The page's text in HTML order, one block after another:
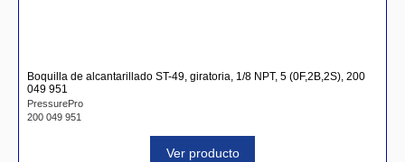
Boquilla de alcantarillado ST-49, giratoria, 1/8 NPT, 5 (0F,2B,2S), 200
049 951
PressurePro
200 049 951
Ver producto